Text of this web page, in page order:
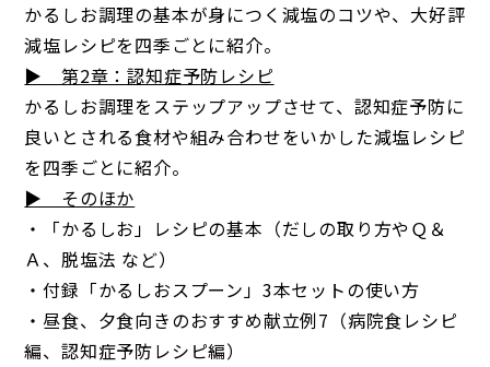
かるしお調理の基本が身につく減塩のコツや、大好評
減塩レシピを四季ごとに紹介。
▶ 第2章：認知症予防レシピ
かるしお調理をステップアップさせて、認知症予防に
良いとされる食材や組み合わせをいかした減塩レシピ
を四季ごとに紹介。
▶ そのほか
・「かるしお」レシピの基本（だしの取り方やＱ＆
Ａ、脱塩法 など）
・付録「かるしおスプーン」3本セットの使い方
・昼食、夕食向きのおすすめ献立例7（病院食レシピ
編、認知症予防レシピ編）